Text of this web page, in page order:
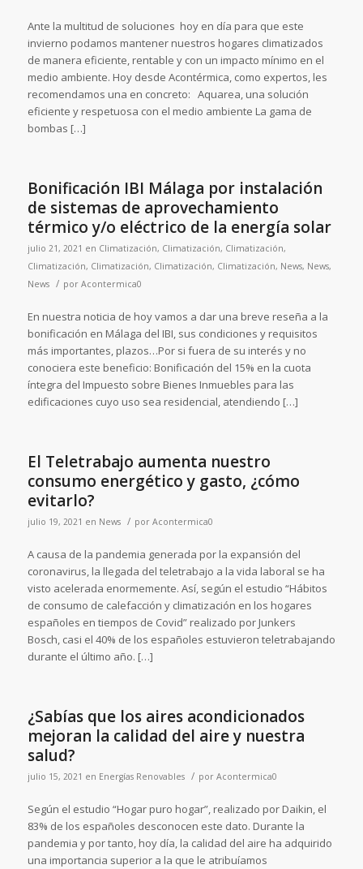
Ante la multitud de soluciones hoy en día para que este
invierno podamos mantener nuestros hogares climatizados
de manera eficiente, rentable y con un impacto mínimo en el
medio ambiente. Hoy desde Acontérmica, como expertos, les
recomendamos una en concreto: Aquarea, una solución
eficiente y respetuosa con el medio ambiente La gama de
bombas […]
Bonificación IBI Málaga por instalación
de sistemas de aprovechamiento
térmico y/o eléctrico de la energía solar
julio 21, 2021 en Climatización, Climatización, Climatización,
Climatización, Climatización, Climatización, Climatización, News, News,
News
/ por Acontermica0
En nuestra noticia de hoy vamos a dar una breve reseña a la
bonificación en Málaga del IBI, sus condiciones y requisitos
más importantes, plazos…Por si fuera de su interés y no
conociera este beneficio: Bonificación del 15% en la cuota
íntegra del Impuesto sobre Bienes Inmuebles para las
edificaciones cuyo uso sea residencial, atendiendo […]
El Teletrabajo aumenta nuestro
consumo energético y gasto, ¿cómo
evitarlo?
julio 19, 2021 en News / por Acontermica0
A causa de la pandemia generada por la expansión del
coronavirus, la llegada del teletrabajo a la vida laboral se ha
visto acelerada enormemente. Así, según el estudio “Hábitos
de consumo de calefacción y climatización en los hogares
españoles en tiempos de Covid” realizado por Junkers
Bosch, casi el 40% de los españoles estuvieron teletrabajando
durante el último año. […]
¿Sabías que los aires acondicionados
mejoran la calidad del aire y nuestra
salud?
julio 15, 2021 en Energías Renovables / por Acontermica0
Según el estudio “Hogar puro hogar”, realizado por Daikin, el
83% de los españoles desconocen este dato. Durante la
pandemia y por tanto, hoy día, la calidad del aire ha adquirido
una importancia superior a la que le atribuíamos